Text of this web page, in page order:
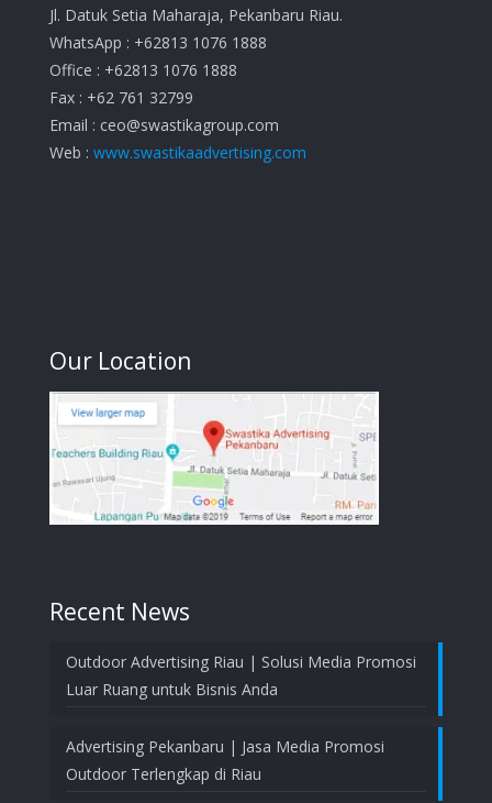
Jl. Datuk Setia Maharaja, Pekanbaru Riau.
WhatsApp : +62813 1076 1888
Office : +62813 1076 1888
Fax : +62 761 32799
Email : ceo@swastikagroup.com
Web : www.swastikaadvertising.com
Our Location
Recent News
Outdoor Advertising Riau | Solusi Media Promosi
Luar Ruang untuk Bisnis Anda
Advertising Pekanbaru | Jasa Media Promosi
Outdoor Terlengkap di Riau